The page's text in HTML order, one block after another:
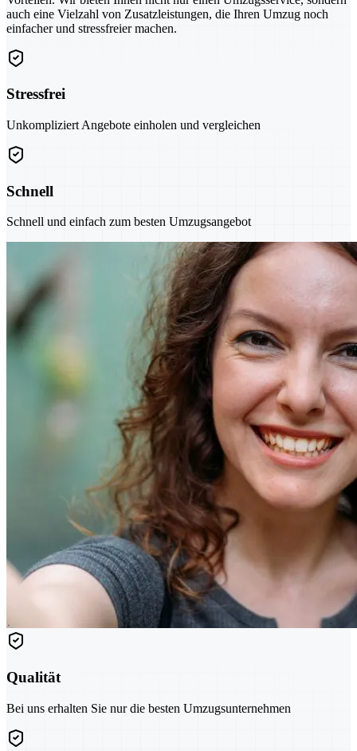
auch eine Vielzahl von Zusatzleistungen, die Ihren Umzug noch
einfacher und stressfreier machen.
Stressfrei
Unkompliziert Angebote einholen und vergleichen
Schnell
Schnell und einfach zum besten Umzugsangebot
Qualität
Bei uns erhalten Sie nur die besten Umzugsunternehmen